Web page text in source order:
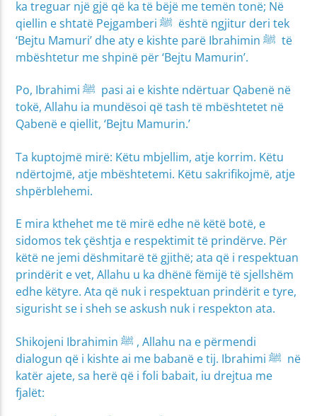
ka treguar një gjë që ka të bëjë me temën tonë; Në
qiellin e shtatë Pejgamberi ﷺ është ngjitur deri tek
‘Bejtu Mamuri’ dhe aty e kishte parë Ibrahimin ﷺ të
mbështetur me shpinë për ‘Bejtu Mamurin’.
Po, Ibrahimi ﷺ pasi ai e kishte ndërtuar Qabenë në
tokë, Allahu ia mundësoi që tash të mbështetet në
Qabenë e qiellit, ‘Bejtu Mamurin.’
Ta kuptojmë mirë: Këtu mbjellim, atje korrim. Këtu
ndërtojmë, atje mbështetemi. Këtu sakrifikojmë, atje
shpërblehemi.
E mira kthehet me të mirë edhe në këtë botë, e
sidomos tek çështja e respektimit të prindërve. Për
këtë ne jemi dëshmitarë të gjithë; ata që i respektuan
prindërit e vet, Allahu u ka dhënë fëmijë të sjellshëm
edhe këtyre. Ata që nuk i respektuan prindërit e tyre,
sigurisht se i sheh se askush nuk i respekton ata.
Shikojeni Ibrahimin ﷺ , Allahu na e përmendi
dialogun që i kishte ai me babanë e tij. Ibrahimi ﷺ në
katër ajete, sa herë që i foli babait, iu drejtua me
fjalët: